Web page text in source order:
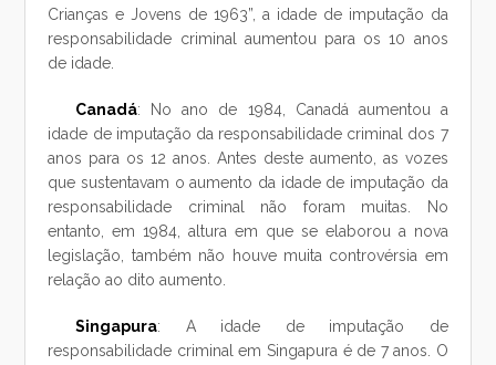
Crianças e Jovens de 1963”, a idade de imputação da
responsabilidade criminal aumentou para os 10 anos
de idade.
Canadá: No ano de 1984, Canadá aumentou a
idade de imputação da responsabilidade criminal dos 7
anos para os 12 anos. Antes deste aumento, as vozes
que sustentavam o aumento da idade de imputação da
responsabilidade criminal não foram muitas. No
entanto, em 1984, altura em que se elaborou a nova
legislação, também não houve muita controvérsia em
relação ao dito aumento.
Singapura: A idade de imputação de
responsabilidade criminal em Singapura é de 7 anos. O